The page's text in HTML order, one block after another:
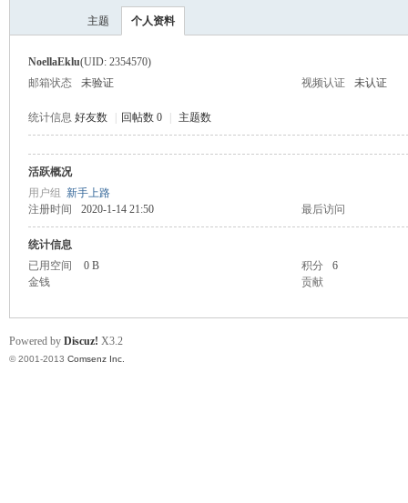
同
主题 个人资料
NoellaEklu(UID: 2354570)
邮箱状态
未验证 视频认证 未认证
统计信息 好友数 回帖数 0 主题数
活跃概况
用户组 新手上路
注册时间
2020-1-14 21:50 最后访问
统计信息
已用空间
0 B 积分
6
金钱
贡献
Powered by Discuz! X3.2
© 2001-2013 Comsenz Inc.